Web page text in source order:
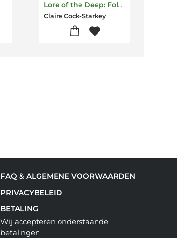
Lore of the Deep: Folklore & Wisdom from the Watery Wilds
Claire Cock-Starkey
FAQ & ALGEMENE VOORWAARDEN
PRIVACYBELEID
BETALING
Wij accepteren onderstaande
betalingen